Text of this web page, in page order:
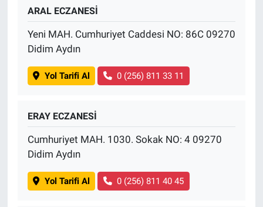
ARAL ECZANESİ
Yeni MAH. Cumhuriyet Caddesi NO: 86C 09270
Didim Aydın
Yol Tarifi Al 0 (256) 811 33 11
ERAY ECZANESİ
Cumhuriyet MAH. 1030. Sokak NO: 4 09270
Didim Aydın
Yol Tarifi Al 0 (256) 811 40 45